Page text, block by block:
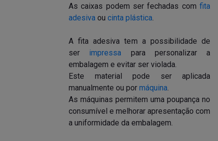
As caixas podem ser fechadas com fita
adesiva ou cinta plástica.
A fita adesiva tem a possibilidade de
ser impressa para personalizar a
embalagem e evitar ser violada.
Este material pode ser aplicada
manualmente ou por máquina.
As máquinas permitem uma poupança no
consumível e melhorar apresentação com
a uniformidade da embalagem.